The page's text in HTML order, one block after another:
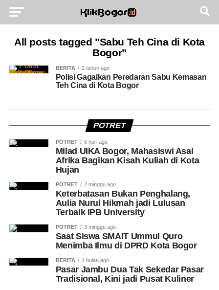
All posts tagged "Sabu Teh Cina di Kota
Bogor"
BERITA 2 tahun ago
Polisi Gagalkan Peredaran Sabu Kemasan
Teh Cina di Kota Bogor
POTRET
POTRET 6 hari ago
Milad UIKA Bogor, Mahasiswi Asal
Afrika Bagikan Kisah Kuliah di Kota
Hujan
POTRET 2 minggu ago
Keterbatasan Bukan Penghalang,
Aulia Nurul Hikmah jadi Lulusan
Terbaik IPB University
POTRET 3 minggu ago
Saat Siswa SMAIT Ummul Quro
Menimba Ilmu di DPRD Kota Bogor
BERITA 1 bulan ago
Pasar Jambu Dua Tak Sekedar Pasar
Tradisional, Kini jadi Pusat Kuliner